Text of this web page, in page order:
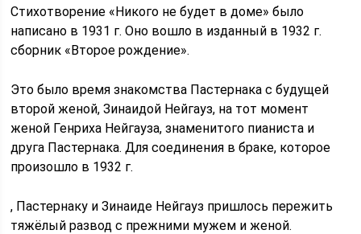
Стихотворение «Никого не будет в доме» было
написано в 1931 г. Оно вошло в изданный в 1932 г.
сборник «Второе рождение».
Это было время знакомства Пастернака с будущей
второй женой, Зинаидой Нейгауз, на тот момент
женой Генриха Нейгауза, знаменитого пианиста и
друга Пастернака. Для соединения в браке, которое
произошло в 1932 г.
, Пастернаку и Зинаиде Нейгауз пришлось пережить
тяжёлый развод с прежними мужем и женой.